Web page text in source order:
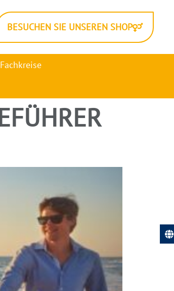
BESUCHEN SIE UNSEREN SHOP
Fachkreise